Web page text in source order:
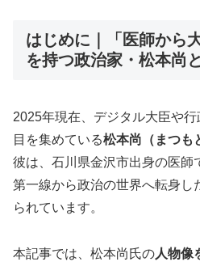
はじめに｜「医師から
を持つ政治家・松本尚
2025年現在、デジタル大臣や
目を集めている松本尚（まつも
彼は、石川県金沢市出身の医師
第一線から政治の世界へ転身し
られています。
本記事では、松本尚氏の人物像